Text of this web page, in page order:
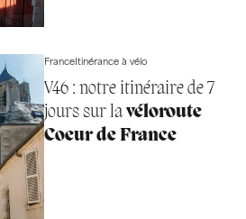
FranceItinérance à vélo
V46 : notre itinéraire de 7
jours sur lavéloroute
Coeur de France